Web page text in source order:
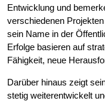
Entwicklung und
verschiedenen
sein Name in der
Erfolge basieren auf
Fähigkeit, neue
Darüber hinaus zeigt
stetig weiterentwickelt